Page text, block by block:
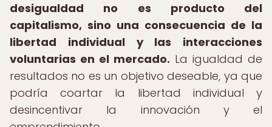
desigualdad no es producto del
capitalismo, sino una consecuencia de la
libertad individual y las interacciones
voluntarias en el mercado. La igualdad de
resultados no es un objetivo deseable, ya que
podría coartar la libertad individual y
desincentivar la innovación y el